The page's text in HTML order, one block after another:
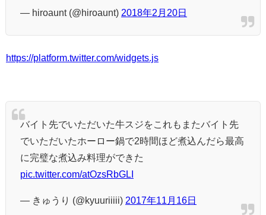
— hiroaunt (@hiroaunt) 2018年2月20日
https://platform.twitter.com/widgets.js
バイト先でいただいた牛スジをこれもまたバイト先
でいただいたホーロー鍋で2時間ほど煮込んだら最高
に完璧な煮込み料理ができた
pic.twitter.com/atOzsRbGLI
— きゅうり (@kyuuriiiii) 2017年11月16日